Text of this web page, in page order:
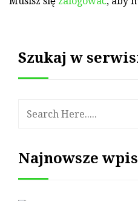
Szukaj w
Najnowsze